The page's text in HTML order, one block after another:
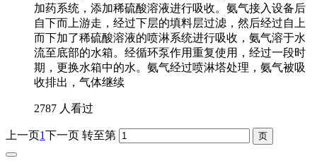
加药系统，添加稀硫酸溶液进行吸收。氨气接入设备后
自下而上游走，经过下层的填料层过滤，然后经过自上
而下加了稀硫酸溶液的喷淋系统进行吸收，氨气溶于水
流至底部的水箱。经循环泵作用重复使用，经过一段时
期，更换水箱中的水。氨气经过喷淋塔处理，氨气被吸
收排出，气体继续
2787 人看过
上一页1下一页 转至第